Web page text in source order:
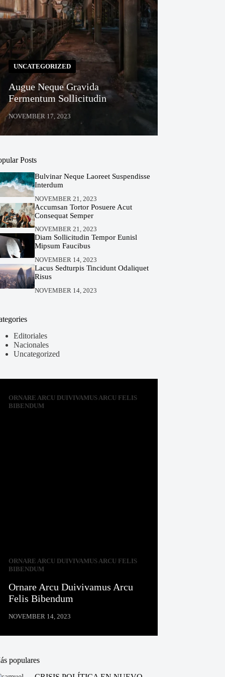
UNCATEGORIZED
Augue Neque Gravida
Fermentum Sollicitudin
NOVEMBER 17, 2023
Posts
Bulvinar Neque Laoreet Suspendisse
Interdum
NOVEMBER 21, 2023
Accumsan Tortor Posuere Acut
Consequat Semper
NOVEMBER 21, 2023
Diam Sollicitudin Tempor Eunisl
Mipsum Faucibus
NOVEMBER 14, 2023
Lacus Sedturpis Tincidunt Odaliquet
Risus
NOVEMBER 14, 2023
Editoriales
Nacionales
Uncategorized
ORNARE ARCU DUIVIVAMUS ARCU FELIS
BIBENDUM
ORNARE ARCU DUIVIVAMUS ARCU FELIS
BIBENDUM
Ornare Arcu Duivivamus Arcu
Felis Bibendum
NOVEMBER 14, 2023
populares